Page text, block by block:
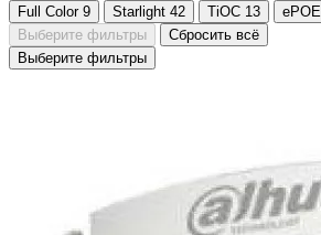
Full Color 9 Starlight 42 TiOC 13 ePOE
Выберите фильтры
Сбросить всё
Выберите фильтры